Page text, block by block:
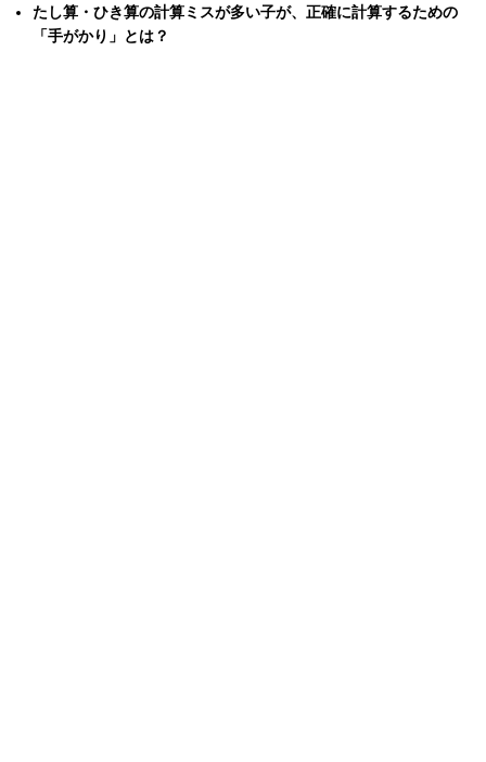
たし算・ひき算の計算ミスが多い子が、正確に計算するための
「手がかり」とは？